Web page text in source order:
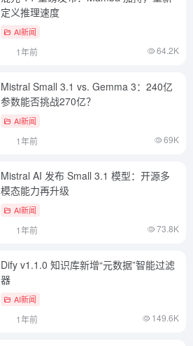
定义推理速度
AI新闻
1年前 64.2K
Mistral Small 3.1 vs. Gemma 3：240亿
参数能否挑战270亿？
AI新闻
1年前 69K
Mistral AI 发布 Small 3.1 模型：开源多
模态能力再升级
AI新闻
1年前 73.8K
Dify v1.1.0 知识库新增“元数据”智能过滤
器
AI新闻
1年前 149.6K